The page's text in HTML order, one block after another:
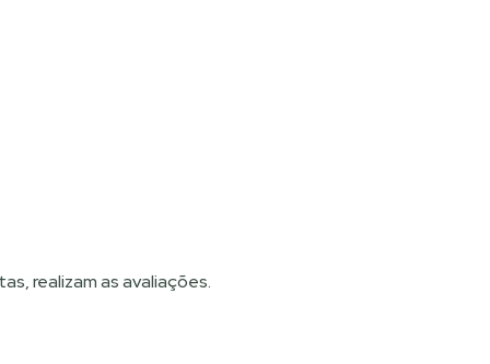
realizam as avaliações.